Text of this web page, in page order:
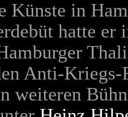
Künste in
hatte
Anti-
weiteren